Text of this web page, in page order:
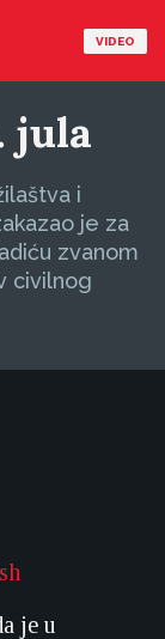
VIDEO
jula
i
je za
zvanom
civilnog
je u